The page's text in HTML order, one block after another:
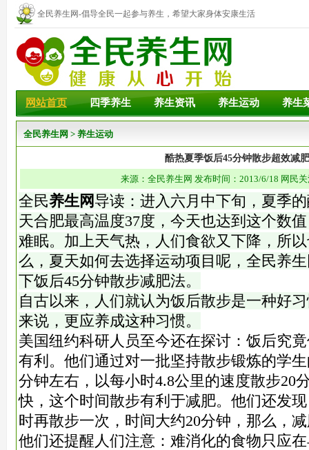
全民养生网-倡导全民一起参与养生，希望大家身体安康生活
幸福！
网站首页 四季养生 养生资讯 养生运动 养生
全民养生网 > 养生运动
酷热夏季饭后45分钟散步超效减肥
来源：全民养生网 发布时间：2013/6/18 网民
全民养生网 导读：进入六月中下旬，夏季
天合肥最高温度37度，今天也达到这个数
难眠。加上天气热，人们食欲又下降，所
么，夏天如何去选择运动项目呢，全民养
下饭后45分钟散步减肥法。
自古以来，人们就认为饭后散步是一种好
来说，更应养成这种习惯。
美国纽约科研人员至今还在探讨：饭后究
有利。他们通过对一批坚持散步锻炼的学
分钟左右，以每小时4.8公里的速度散步20
快，这个时间散步有利于减肥。他们还发
时再散步一次，时间大约20分钟，那么，
他们还提醒人们注意：难消化的食物只应